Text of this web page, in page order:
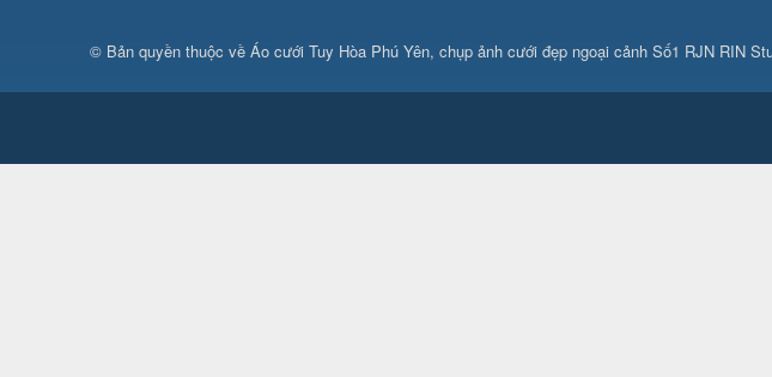
© Bản quyền thuộc về Áo cưới Tuy Hòa Phú Yên, chụp ảnh cưới đẹp ngoại cảnh Số1 RJN RIN